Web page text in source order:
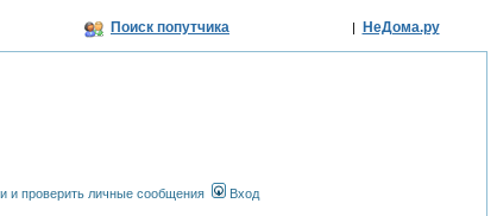
Поиск попутчика | НеДома.ру
и проверить личные сообщения Вход